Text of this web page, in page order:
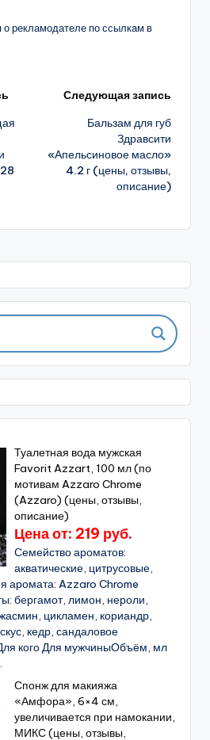
рекламодателе по ссылкам в
Следующая запись
Бальзам для губ
Здравсити
«Апельсиновое масло»
4.2 г (цены, отзывы,
описание)
Туалетная вода мужская
Favorit Azzart, 100 мл (по
мотивам Azzaro Chrome
(Azzaro) (цены, отзывы,
описание)
Цена от: 219 руб.
Семейство ароматов:
акватические, цитрусовые,
Azzaro Chrome
бергамот, лимон, нероли,
цикламен, кориандр,
кедр, сандаловое
кого Для мужчиныОбъём, мл
Спонж для макияжа
«Амфора», 6×4 см,
увеличивается при намокании,
МИКС (цены, отзывы,